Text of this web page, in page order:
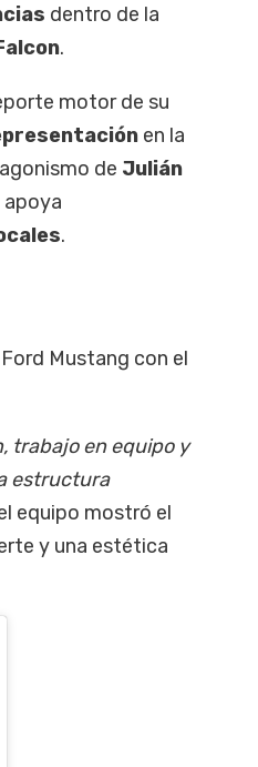
dentro de la
.
motor de su
en la
de Julián
apoya
.
Mustang con el
trabajo en equipo y
estructura
equipo mostró el
y una estética